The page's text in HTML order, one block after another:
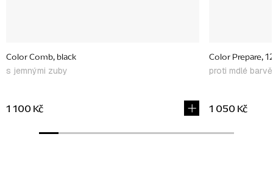
Color Comb, black
s jemnými zuby
1 100 Kč
Color Prepare,
proti mdlé barvě
1 050 Kč